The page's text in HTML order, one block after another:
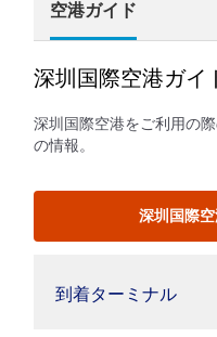
空港ガイド
深圳国際空港ガイ
深圳国際空港をご利用の
の情報。
深圳国際
到着ターミナル